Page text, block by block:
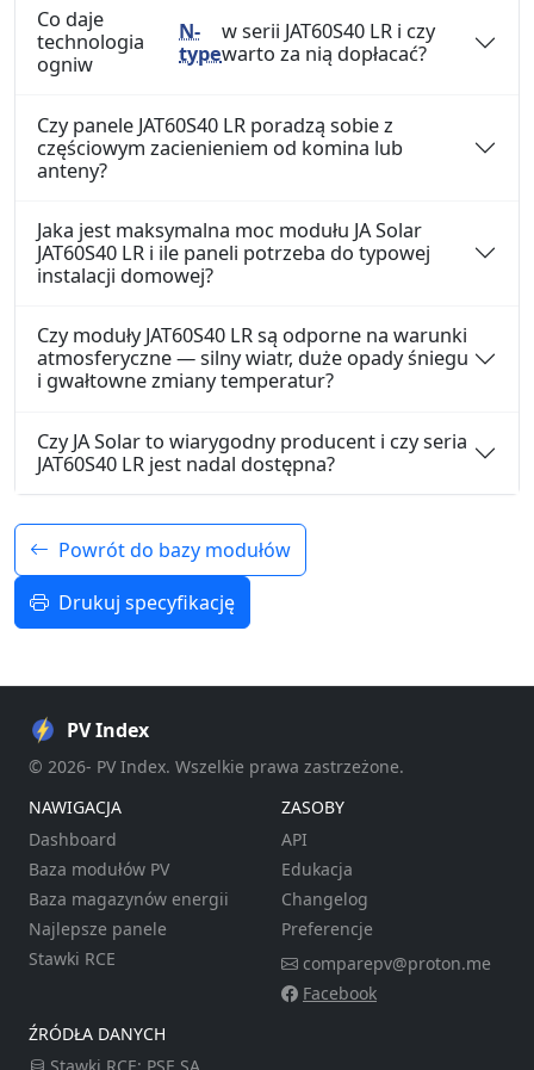
Co daje
technologia
ogniw
N-
type
w serii JAT60S40 LR i czy
warto za nią dopłacać?
Czy panele JAT60S40 LR poradzą sobie z
częściowym zacienieniem od komina lub
anteny?
Jaka jest maksymalna moc modułu JA Solar
JAT60S40 LR i ile paneli potrzeba do typowej
instalacji domowej?
Czy moduły JAT60S40 LR są odporne na warunki
atmosferyczne — silny wiatr, duże opady śniegu
i gwałtowne zmiany temperatur?
Czy JA Solar to wiarygodny producent i czy seria
JAT60S40 LR jest nadal dostępna?
Powrót do bazy modułów
Drukuj specyfikację
PV Index
© 2026- PV Index. Wszelkie prawa zastrzeżone.
NAWIGACJA
Dashboard
Baza modułów PV
Baza magazynów energii
Najlepsze panele
Stawki RCE
ZASOBY
API
Edukacja
Changelog
Preferencje
comparepv@proton.me
Facebook
ŹRÓDŁA DANYCH